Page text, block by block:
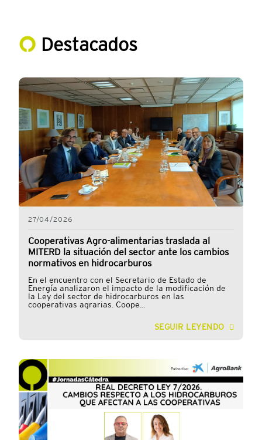
Destacados
27/04/2026
Cooperativas Agro-alimentarias traslada al
MITERD la situación del sector ante los cambios
normativos en hidrocarburos
En el encuentro con el Secretario de Estado de
Energía analizaron el impacto de la modificación de
la Ley del sector de hidrocarburos en las
cooperativas agrarias. Coope...
SEGUIR LEYENDO